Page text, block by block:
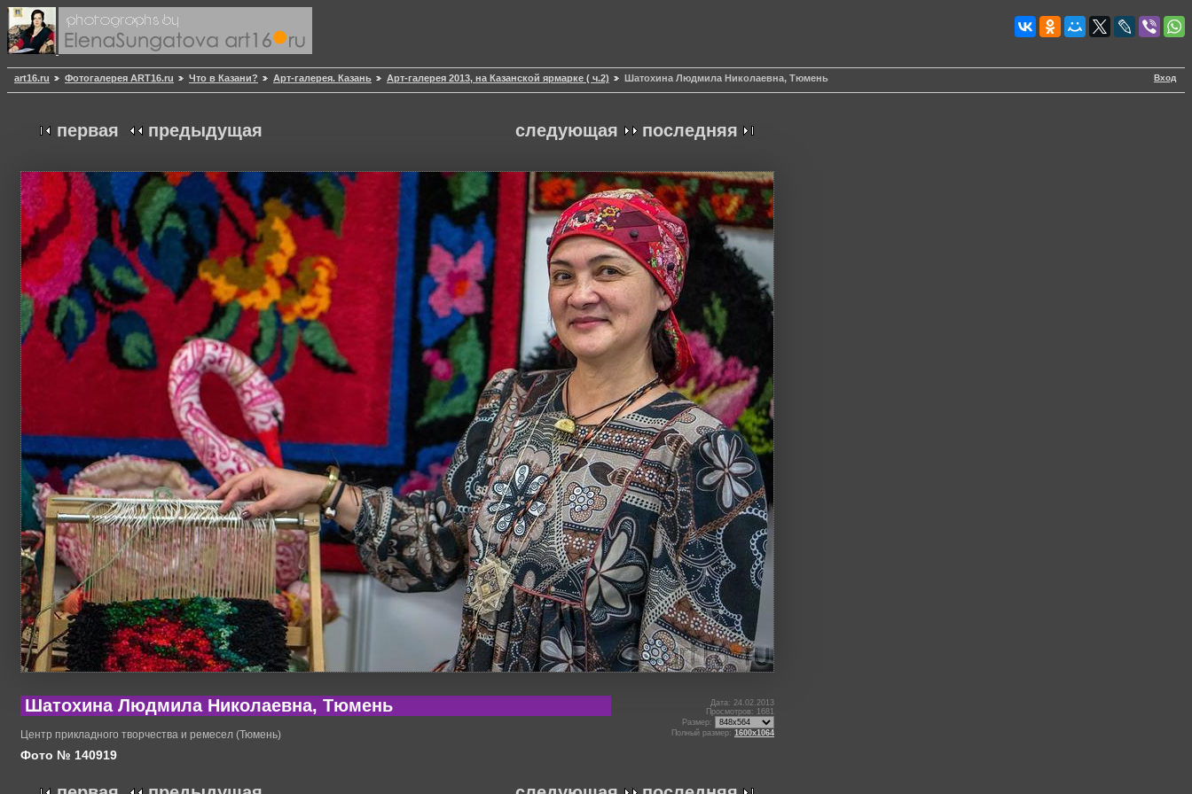
Вход
art16.ru Фотогалерея ART16.ru Что в Казани? Арт-галерея. Казань Арт-галерея 2013, на Казанской ярмарке ( ч.2) Шатохина Людмила Николаевна, Тюмень
следующая последняя
первая предыдущая
Шатохина Людмила Николаевна, Тюмень
Центр прикладного творчества и ремесел (Тюмень)
Фото № 140919
Дата: 24.02.2013
Просмотров: 1681
Размер:
Полный размер: 1600x1064